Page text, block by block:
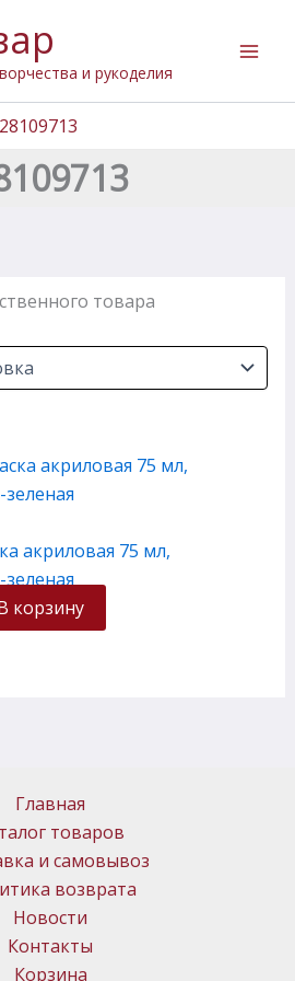
и рукоделия
28109713
товара
акриловая 75 мл,
корзину
Главная
товаров
и самовывоз
возврата
Новости
Контакты
Корзина